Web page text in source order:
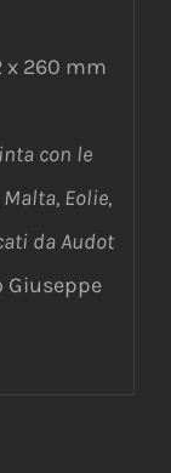
x 260 mm
con le
Eolie,
da Audot